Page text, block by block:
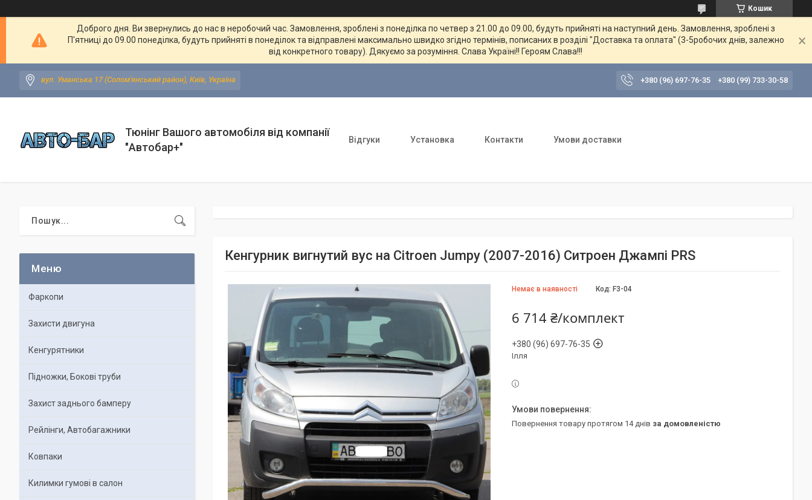
Кошик
Доброго дня. Ви звернулись до нас в неробочий час. Замовлення, зроблені з понеділка по четвер з 21.00 до 09.00, будуть прийняті на наступний день. Замовлення, зроблені з
П'ятниці до 09.00 понеділка, будуть прийняті в понеділок та відправлені максимально швидко згідно термінів, пописаних в розділі "Доставка та оплата" (3-5робочих днів, залежно
від конкретного товару). Дякуємо за розуміння. Слава Україні!! Героям Слава!!!
вул. Уманська 17 (Солом'янський район), Київ, Україна +380 (96) 697-76-35 +380 (99) 733-30-58
Тюнінг Вашого автомобіля від компанії
"Автобар+"
Відгуки Установка Контакти Умови доставки
Кенгурник вигнутий вус на Citroen Jumpy (2007-2016) Ситроен Джампі PRS
Немає в наявності Код: F3-04
6 714 ₴/комплект
+380 (96) 697-76-35
Ілля
повернення товару протягом 14 днів за домовленістю
Фаркопи
Захисти двигуна
Кенгурятники
Підножки, Бокові труби
Захист заднього бамперу
Рейлінги, Автобагажники
Ковпаки
Килимки гумові в салон